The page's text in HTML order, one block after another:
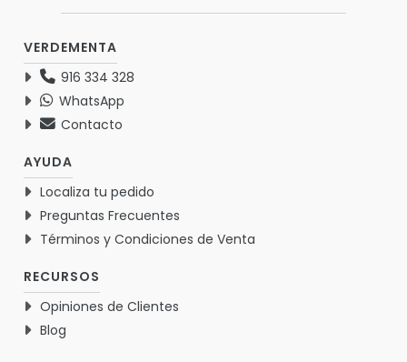
VERDEMENTA
916 334 328
WhatsApp
Contacto
AYUDA
Localiza tu pedido
Preguntas Frecuentes
Términos y Condiciones de Venta
RECURSOS
Opiniones de Clientes
Blog